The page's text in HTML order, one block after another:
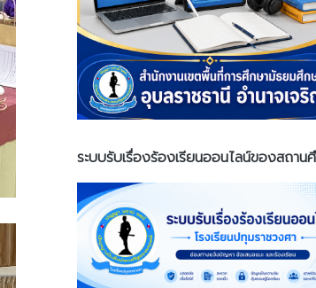
ระบบรับเรื่องร้องเรียนออนไลน์ของสถาน